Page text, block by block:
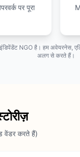
पर पूरा
NGO है। हम अवेयरनेस,
अलग से करते हैं।
वेंडर करते हैं)